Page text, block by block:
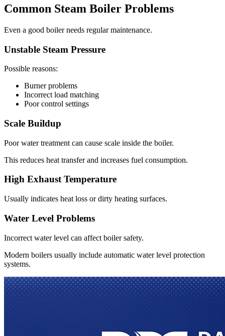
Common Steam Boiler Problems
Even a good boiler needs regular maintenance.
Unstable Steam Pressure
Possible reasons:
Burner problems
Incorrect load matching
Poor control settings
Scale Buildup
Poor water treatment can cause scale inside the boiler.
This reduces heat transfer and increases fuel consumption.
High Exhaust Temperature
Usually indicates heat loss or dirty heating surfaces.
Water Level Problems
Incorrect water level can affect boiler safety.
Modern boilers usually include automatic water level protection
systems.